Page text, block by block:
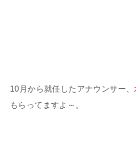
10月から就任したアナウンサー、
もらってますよ～。